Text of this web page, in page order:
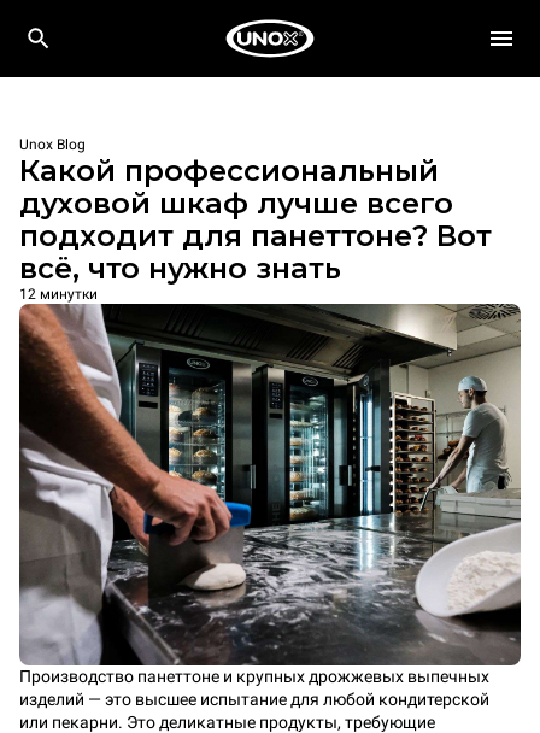
Unox Blog
Какой профессиональный
духовой шкаф лучше всего
подходит для панеттоне? Вот
всё, что нужно знать
12 минутки
Производство панеттоне и крупных дрожжевых выпечных
изделий — это высшее испытание для любой кондитерской
или пекарни. Это деликатные продукты, требующие